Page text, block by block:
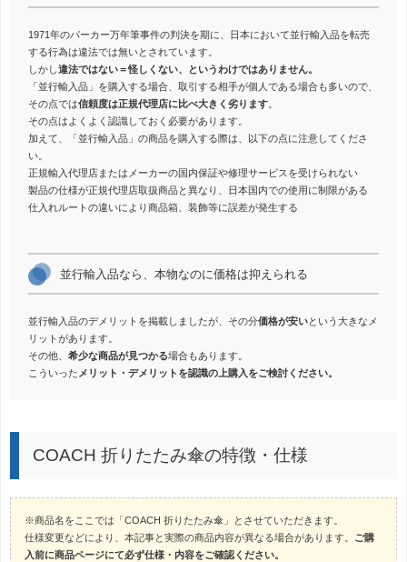
1971年のパーカー万年筆事件の判決を期に、日本において並行輸入品を転売
する行為は違法では無いとされています。
しかし違法ではない＝怪しくない、というわけではありません。
「並行輸入品」を購入する場合、取引する相手が個人である場合も多いので、
その点では信頼度は正規代理店に比べ大きく劣ります
その点はよくよく認識しておく必要があります。
加えて、「並行輸入品」の商品を購入する際は、以下の点に注意してくださ
い。
正規輸入代理店またはメーカーの国内保証や修理サービスを受けられない
製品の仕様が正規代理店取扱商品と異なり、日本国内での使用に制限がある
仕入れルートの違いにより商品箱、装飾等に誤差が発生する
並行輸入品なら、本物なのに価格は抑えられる
並行輸入品のデメリットを掲載しましたが、その分価格が安いという大きなメ
リットがあります。
その他、 希少な商品が見つかる場合もあります。
こういった メリット・デメリットを認識の上購入をご検討ください。
COACH 折りたたみ傘の特徴・仕様
※商品名をここでは「COACH 折りたたみ傘」とさせていただきます。
仕様変更などにより、本記事と実際の商品内容が異なる場合があります。 ご購
入前に商品ページにて必ず仕様・内容をご確認ください。